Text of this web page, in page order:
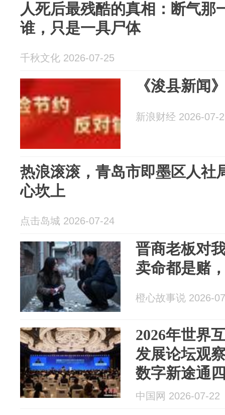
人死后最残酷的真相：断气那
谁，只是一具尸体
千秋文化 2026-07-25
《浚县新闻
新浪财经 2026-07-
热浪滚滚，青岛市即墨区人社
心坎上
点击岛城 2026-07-24
晋商老板对
卖命都是赌
橙心故事说 2026-
2026年世界
发展论坛观
数字新途通
中国网 2026-07-22